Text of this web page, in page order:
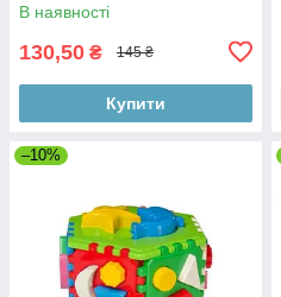
В наявності
130,50 ₴ 145 ₴
Купити
–10%